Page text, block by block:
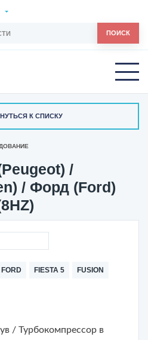
ПОИСК
К СПИСКУ
/
/ Форд (Ford)
FORD FIESTA 5 FUSION
/ Турбокомпрессор в